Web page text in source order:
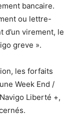
bancaire.
ou lettre-
d’un virement, le
greve ».
les forfaits
Week End /
Liberté +,